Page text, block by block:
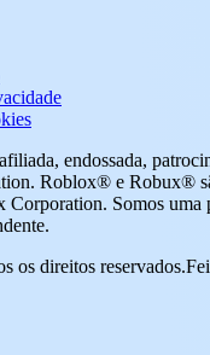
endossada,
Roblox® e Robux®
Corporation. Somos uma
os direitos reservados.